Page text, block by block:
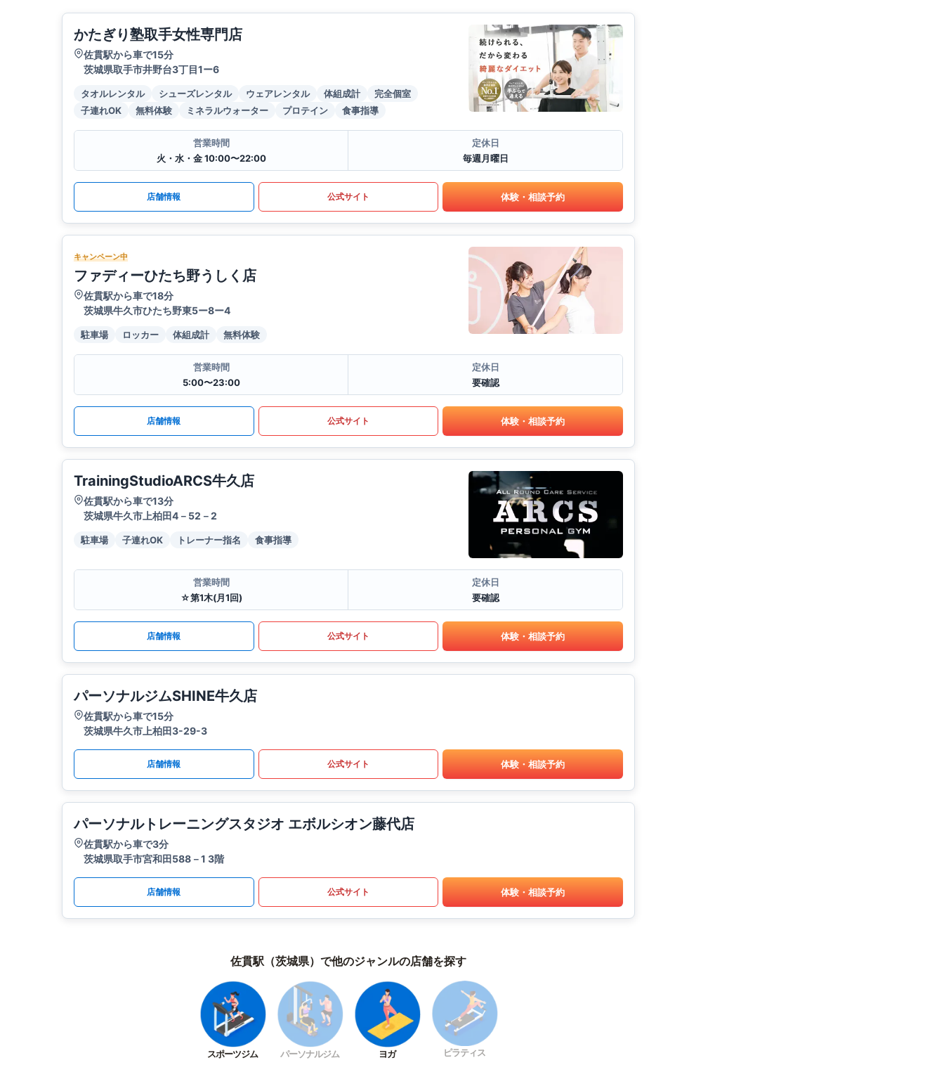
かたぎり塾取手女性専門店
佐貫駅から車で15分
茨城県取手市井野台3丁目1ー6
タオルレンタル シューズレンタル ウェアレンタル 体組成計
完全個室
子連れOK
無料体験 ミネラルウォーター プロテイン 食事指導
営業時間
火・水・金 10:00〜22:00
定休日
毎週月曜日
店舗情報 公式サイト 体験・相談予約
キャンペーン中
ファディーひたち野うしく店
佐貫駅から車で18分
茨城県牛久市ひたち野東5ー8ー4
駐車場 ロッカー 体組成計 無料体験
営業時間
5:00〜23:00
定休日
要確認
店舗情報 公式サイト 体験・相談予約
TrainingStudioARCS牛久店
佐貫駅から車で13分
茨城県牛久市上柏田4－52－2
駐車場 子連れOK トレーナー指名 食事指導
営業時間
☆第1木(月1回)
定休日
要確認
店舗情報 公式サイト 体験・相談予約
パーソナルジムSHINE牛久店
佐貫駅から車で15分
茨城県牛久市上柏田3-29-3
店舗情報 公式サイト 体験・相談予約
パーソナルトレーニングスタジオ エボルシオン藤代店
佐貫駅から車で3分
茨城県取手市宮和田588－1 3階
店舗情報 公式サイト 体験・相談予約
佐貫駅（茨城県）で他のジャンルの店舗を探す
スポーツジム パーソナルジム ヨガ ピラティス